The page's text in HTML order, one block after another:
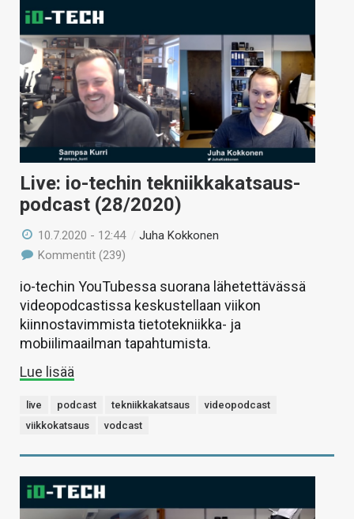
Live: io-techin tekniikkakatsaus-
podcast (28/2020)
10.7.2020 - 12:44 /Juha Kokkonen
Kommentit (239)
io-techin YouTubessa suorana lähetettävässä
videopodcastissa keskustellaan viikon
kiinnostavimmista tietotekniikka- ja
mobiilimaailman tapahtumista.
Lue lisää
live podcast tekniikkakatsaus
videopodcast
viikkokatsaus
vodcast